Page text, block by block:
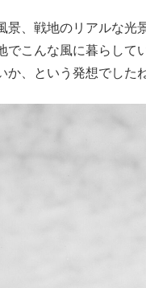
、戦地のリアルな光
でこんな風に暮らして
か、という発想でした